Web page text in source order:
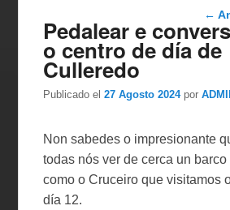
←
Pedalear e
o centro de día de
Culleredo
Publicado el27 Agosto 2024 por
Non sabedes o impresionante
todas nós ver de cerca un
como o Cruceiro que visitamos
día 12.